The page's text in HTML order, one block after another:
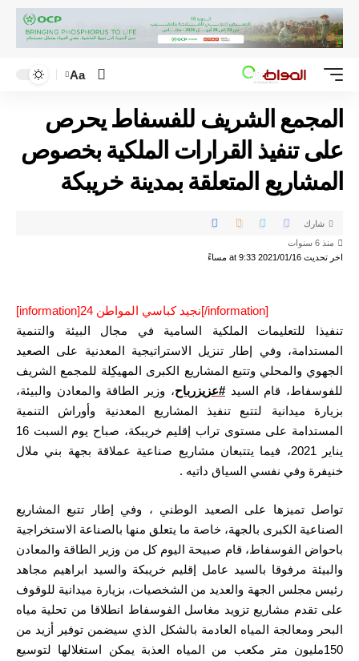
Aa
المجمع الشريف للفسفاط يحرص
على تنفيذ القرارات الملكية بخصوص
المشاريع المتعلقة بمدينة خريبكة
اخر تحديث 2021/01/16 at 9:33 مساءً
منذ 6 سنوات
شارك
[information]نجيد كباسي المواطن 24[/information]
تنفيذا للتعليمات الملكية السامية في مجال البيئة والتنمية
المستدامة، وفي إطار تنزيل الاستراتيجية المعدنية على الصعيد
الجهوي والمحلي وتتبع المشاريع الكبرى المهيكِلة للمجمع الشريف
للفوسفاط، قام السيد#عزيزرباح، وزير الطاقة والمعادن والبيئة،
بزيارة ميدانية لتتبع تنفيذ المشاريع المعدنية وأوراش التنمية
المستدامة على مستوى تراب إقليم خريبكة، صباح يوم السبت 16
يناير 2021، فيما يتتبعان مشاريع صناعية عملاقة بجهة بني ملال
خنيفرة وفي نفسي السياق داتيه .
تواصل تميزها على الصعيد الوطني ، وفي إطار تتبع المشاريع
الصناعية الكبرى بالجهة، خاصة ما يتعلق منها بالصناعة الاستخراجية
باحواض الفوسفاط، قام صبيحة اليوم كل من وزير الطاقة والمعادن
والبيئة مرفوقا بالسيد عامل إقليم خريبكة والسيد ابراهيم مجاهد
رئيس مجلس الجهة والعديد من الشخصيات، بزيارة ميدانية للوقوف
على تقدم مشاريع تزويد مغاسل الفوسفاط انطلاقا من تحلية مياه
البحر ومعالجة المياه العادمة بالشكل الذي سيضمن توفير أزيد من
150مليون متر مكعب من المياه العذبة يمكن استغلالها لتوسيع